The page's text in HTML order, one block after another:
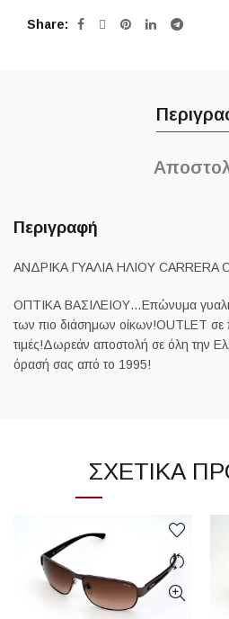
Share
Περιγραφή
ΑΝΔΡΙΚΑ ΓΥΑΛΙΑ ΗΛΙΟΥ CARRERA
ΟΠΤΙΚΑ ΒΑΣΙΛΕΙΟΥ…Επώνυμα γυαλιά
των πιο διάσημων οίκων!OUTLET σε
τιμές!Δωρεάν αποστολή σε όλη την
όρασή σας από το 1995!
ΣΧΕΤΙΚΆ